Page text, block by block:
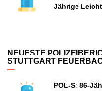
Jährige
NEUESTE
STUTTGART
POL-S: 86-